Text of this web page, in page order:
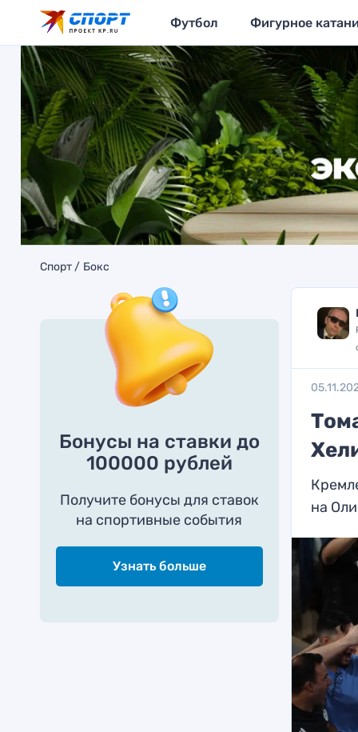
Футбол Фигурное
Спорт Бокс
Бонусы на ставки до
100000 рублей
Получите бонусы для ставок
на спортивные события
Узнать больше
на